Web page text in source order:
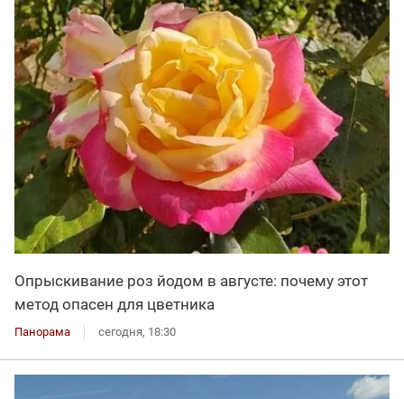
Опрыскивание роз йодом в августе: почему этот
метод опасен для цветника
Панорама сегодня, 18:30